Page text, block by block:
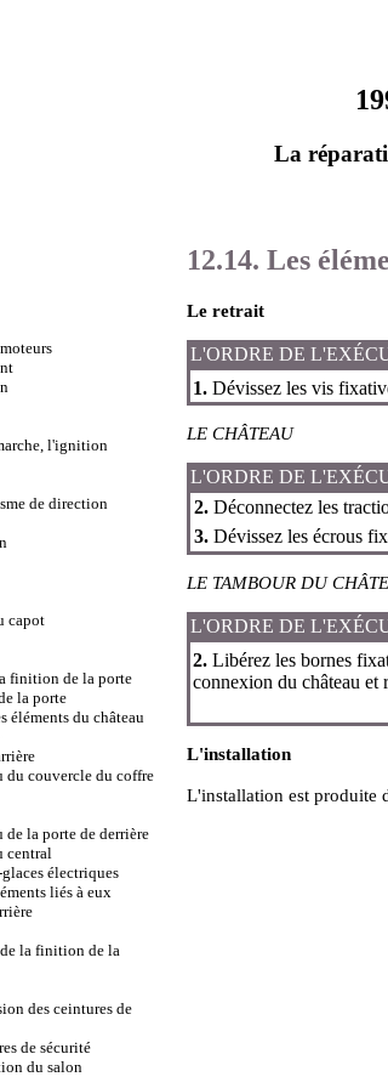
La
l'ignition
de direction
capot
finition de la porte
la porte
éléments du château
du couvercle du coffre
de la porte de derrière
central
électriques
liés à eux
de la finition de la
des ceintures de
de sécurité
du salon
12.14. Les
Le retrait
L'ORDRE DE
1. Dévissez les vis
LE CHÂTEAU
L'ORDRE DE
2. Déconnectez les
3. Dévissez les écrous
LE TAMBOUR DU
L'ORDRE DE
2. Libérez les bornes
connexion du château et
L'installation
L'installation est produite